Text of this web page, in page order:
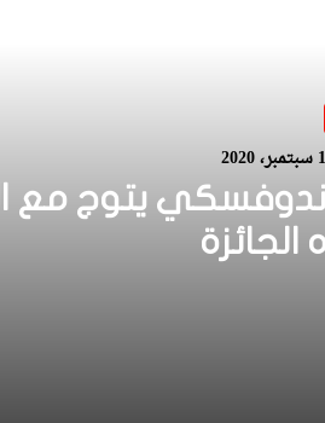
يتوج مع
الجائزة